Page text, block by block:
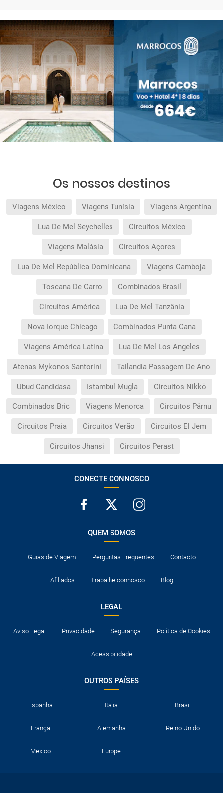
Os nossos destinos
Viagens México Viagens Tunísia Viagens Argentina
Lua De Mel Seychelles Circuitos México
Viagens Malásia Circuitos Açores
Lua De Mel República Dominicana Viagens Camboja
Toscana De Carro Combinados Brasil
Circuitos América Lua De Mel Tanzânia
Nova Iorque Chicago Combinados Punta Cana
Viagens América Latina Lua De Mel Los Angeles
Atenas Mykonos Santorini Tailandia Passagem De Ano
Ubud Candidasa Istambul Mugla Circuitos Nikkō
Combinados Bric Viagens Menorca Circuitos Pärnu
Circuitos Praia Circuitos Verão Circuitos El Jem
Circuitos Jhansi Circuitos Perast
CONECTE CONNOSCO
QUEM SOMOS
Guias de Viagem Perguntas Frequentes Contacto
Afiliados Trabalhe connosco Blog
LEGAL
Aviso Legal Privacidade Segurança Política de Cookies
Acessibilidade
OUTROS PAÍSES
Espanha Italia Brasil
França Alemanha Reino Unido
Mexico Europe